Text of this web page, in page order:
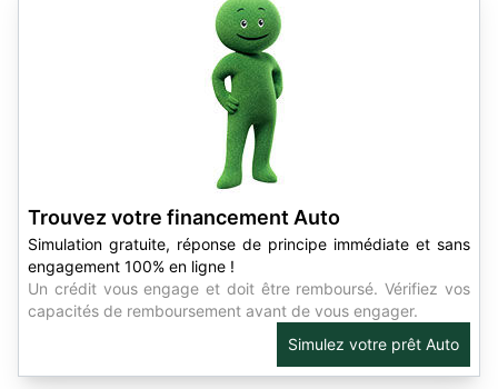
Trouvez votre financement Auto
Simulation gratuite, réponse de principe immédiate et sans
engagement 100% en ligne !
Un crédit vous engage et doit être remboursé. Vérifiez vos
capacités de remboursement avant de vous engager.
Simulez votre prêt Auto